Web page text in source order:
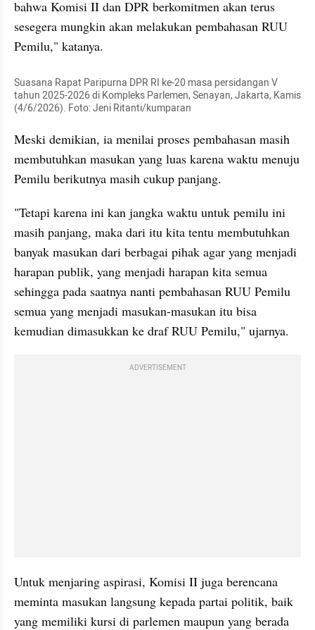
bahwa Komisi II dan DPR berkomitmen akan terus
sesegera mungkin akan melakukan pembahasan RUU
Pemilu," katanya.
Suasana Rapat Paripurna DPR RI ke-20 masa persidangan V
tahun 2025-2026 di Kompleks Parlemen, Senayan, Jakarta, Kamis
(4/6/2026). Foto: Jeni Ritanti/kumparan
Meski demikian, ia menilai proses pembahasan masih
membutuhkan masukan yang luas karena waktu menuju
Pemilu berikutnya masih cukup panjang.
"Tetapi karena ini kan jangka waktu untuk pemilu ini
masih panjang, maka dari itu kita tentu membutuhkan
banyak masukan dari berbagai pihak agar yang menjadi
harapan publik, yang menjadi harapan kita semua
sehingga pada saatnya nanti pembahasan RUU Pemilu
semua yang menjadi masukan-masukan itu bisa
kemudian dimasukkan ke draf RUU Pemilu," ujarnya.
ADVERTISEMENT
Untuk menjaring aspirasi, Komisi II juga berencana
meminta masukan langsung kepada partai politik, baik
yang memiliki kursi di parlemen maupun yang berada